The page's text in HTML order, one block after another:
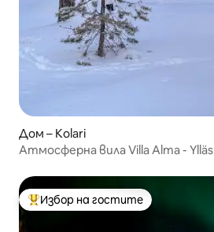
Дом – Kolari
Атмосферна вила Villa Alma - Ylläs
Най-популярен избор на гостите
Избор на гостите